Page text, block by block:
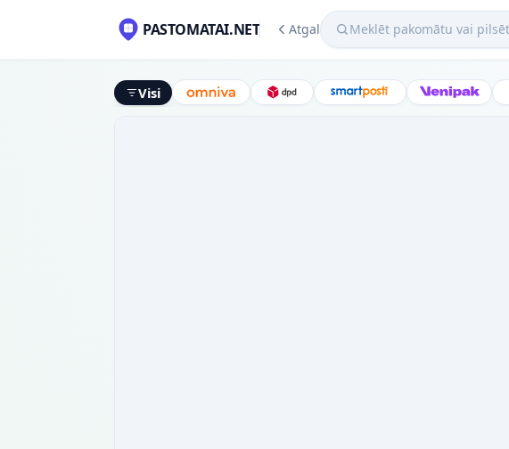
PASTOMATAI.NET AtgalMeklēt pakomātu vai pilsētu
Visi Omniva DPD SmartPosti Venipak